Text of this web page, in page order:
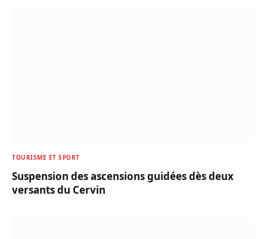
TOURISME ET SPORT
Suspension des ascensions guidées dès deux
versants du Cervin